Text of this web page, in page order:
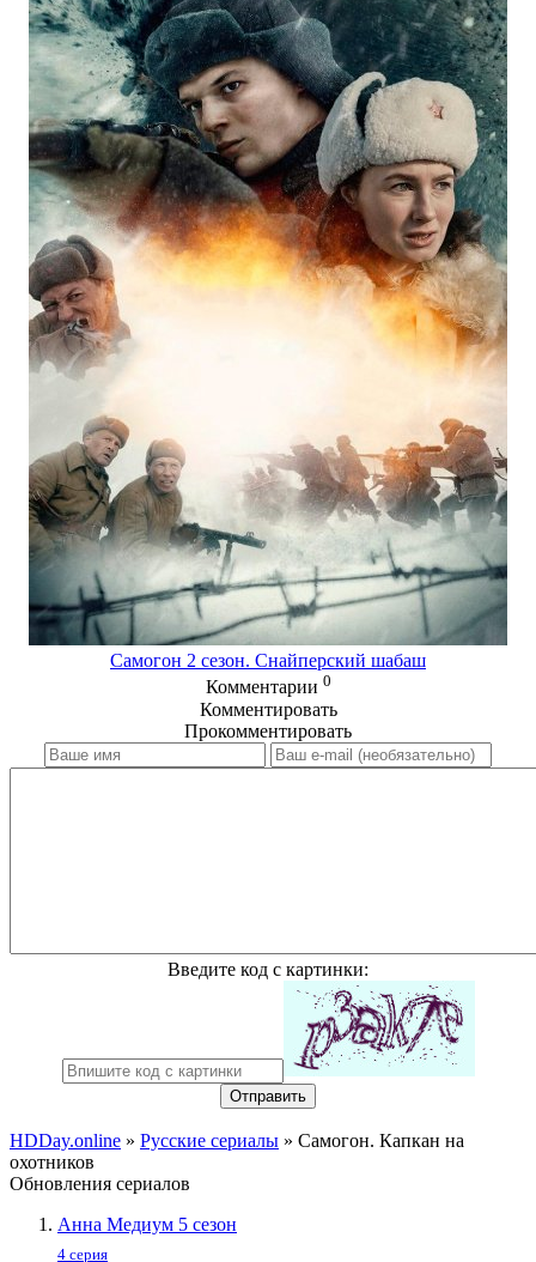
Самогон 2 сезон. Снайперский шабаш
Комментарии 0
Комментировать
Прокомментировать
Введите код с картинки:
Отправить
HDDay.online » Русские сериалы » Самогон. Капкан на
охотников
Обновления сериалов
Анна Медиум 5 сезон
4 серия